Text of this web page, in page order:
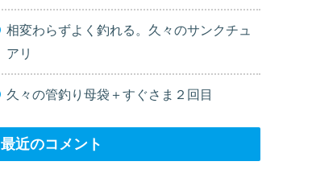
相変わらずよく釣れる。久々のサンクチュ
アリ
久々の管釣り母袋＋すぐさま２回目
最近のコメント